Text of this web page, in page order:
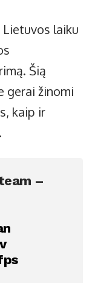
laiku
Šią
gerai žinomi
kaip ir
–